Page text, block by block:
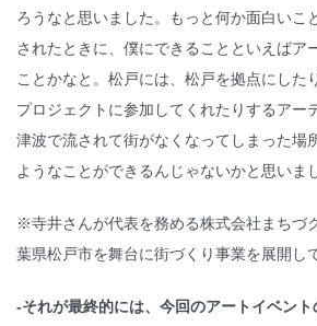
ろうなと思いました。もっと何か面白いこ
されたときに、僕にできることといえばア
ことかなと。松戸には、松戸を拠点にした
プロジェクトに参加してくれたりするアー
津波で流されて街がなくなってしまった場
ようなことができるんじゃないかと思いま
※寺井さんが代表を務める株式会社まちづ
葉県松戸市を舞台に街づくり事業を展開し
-それが最終的には、今回のアートイベン